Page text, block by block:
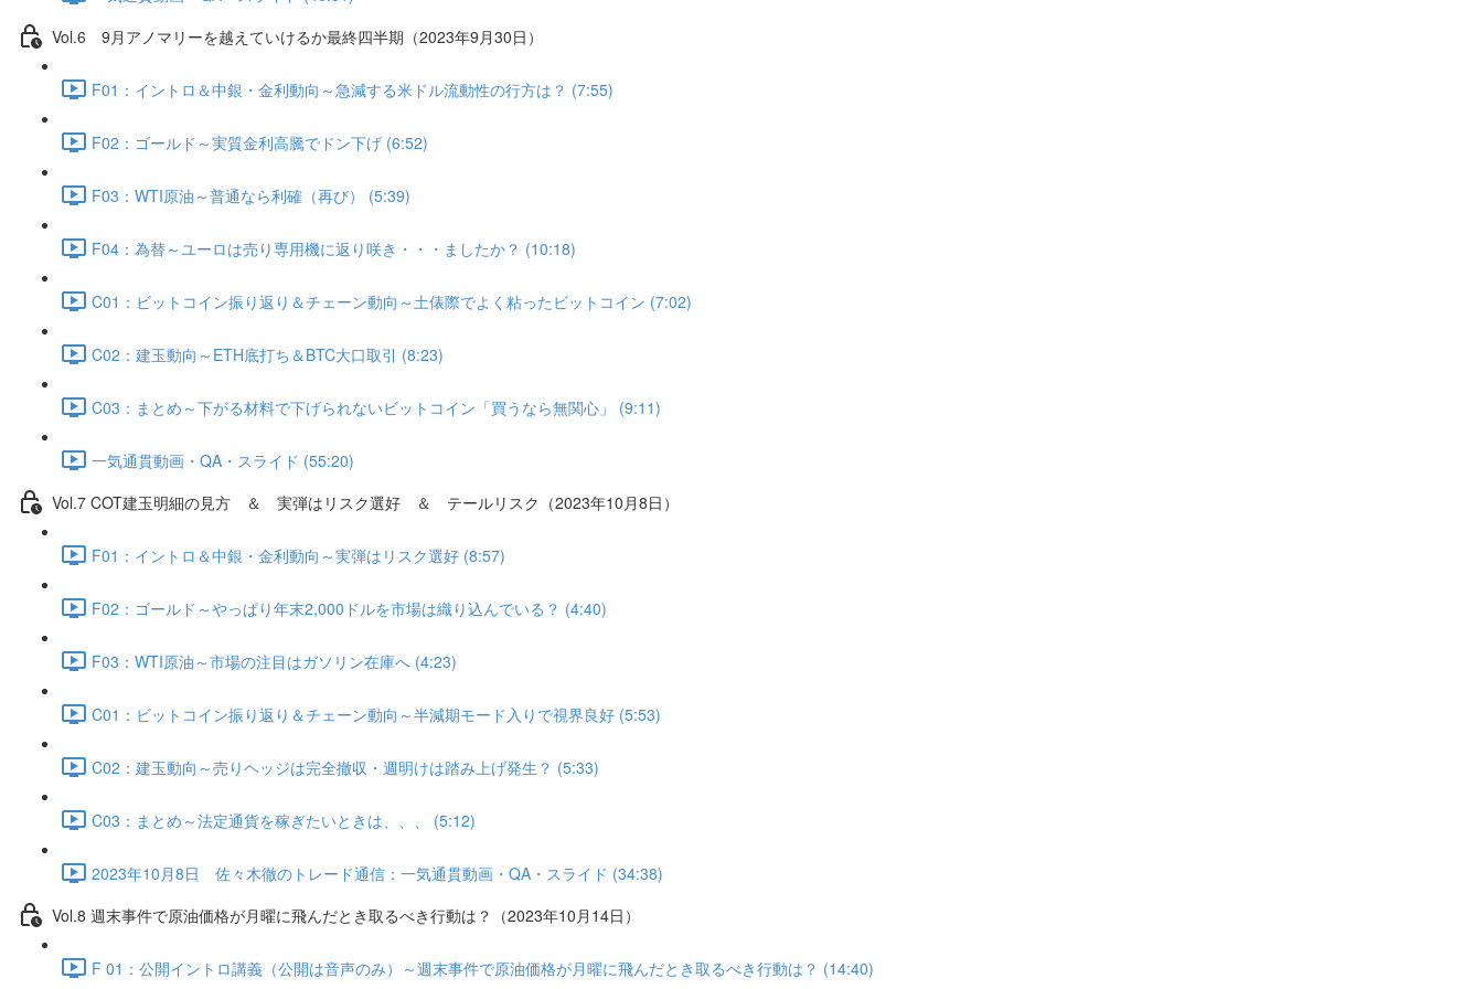
Vol.6 9⽉アノマリーを越えていけるか最終四半期（2023年9月30日）
F01：イントロ＆中銀・金利動向～急減する米ドル流動性の行方は？ (7:55)
F02：ゴールド～実質金利高騰でドン下げ (6:52)
F03：WTI原油～普通なら利確（再び） (5:39)
F04：為替～ユーロは売り専用機に返り咲き・・・ましたか？ (10:18)
C01：ビットコイン振り返り＆チェーン動向～土俵際でよく粘ったビットコイン (7:02)
C02：建玉動向～ETH底打ち＆BTC大口取引 (8:23)
C03：まとめ～下がる材料で下げられないビットコイン「買うなら無関心」 (9:11)
一気通貫動画・QA・スライド (55:20)
Vol.7 COT建⽟明細の⾒⽅ ＆ 実弾はリスク選好 ＆ テールリスク（2023年10月8日）
F01：イントロ＆中銀・金利動向～実弾はリスク選好 (8:57)
F02：ゴールド～やっぱり年末2,000ドルを市場は織り込んでいる？ (4:40)
F03：WTI原油～市場の注目はガソリン在庫へ (4:23)
C01：ビットコイン振り返り＆チェーン動向～半減期モード入りで視界良好 (5:53)
C02：建玉動向～売りヘッジは完全撤収・週明けは踏み上げ発生？ (5:33)
C03：まとめ～法定通貨を稼ぎたいときは、、、 (5:12)
2023年10月8日 佐々木徹のトレード通信：一気通貫動画・QA・スライド (34:38)
Vol.8 週末事件で原油価格が月曜に飛んだとき取るべき行動は？（2023年10月14日）
F 01：公開イントロ講義（公開は音声のみ）～週末事件で原油価格が月曜に飛んだとき取るべき行動は？ (14:40)